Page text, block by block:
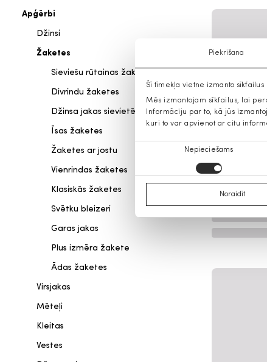
Piekrišana
Šī tīmekļa vietne izmanto sīkfailus
Mēs izmantojam sīkfailus, lai
Informāciju par to, kā jūs
kuri to var apvienot ar citu
Nepieciešams
Noraidīt
Apģērbi
Džinsi
Žaketes
Sieviešu rūtainas žaketes
Divrindu žaketes
Džinsa jakas sievietēm
Īsas žaketes
Žaketes ar jostu
Vienrindas žaketes
Klasiskās žaketes
Svētku bleizeri
Garas jakas
Plus izmēra žakete
Ādas žaketes
Virsjakas
Mēteļi
Kleitas
Vestes